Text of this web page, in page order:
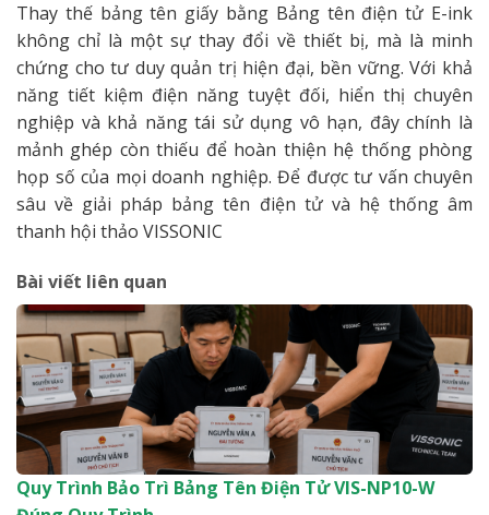
Thay thế bảng tên giấy bằng Bảng tên điện tử E-ink
không chỉ là một sự thay đổi về thiết bị, mà là minh
chứng cho tư duy quản trị hiện đại, bền vững. Với khả
năng tiết kiệm điện năng tuyệt đối, hiển thị chuyên
nghiệp và khả năng tái sử dụng vô hạn, đây chính là
mảnh ghép còn thiếu để hoàn thiện hệ thống phòng
họp số của mọi doanh nghiệp. Để được tư vấn chuyên
sâu về giải pháp bảng tên điện tử và hệ thống âm
thanh hội thảo VISSONIC
Bài viết liên quan
Quy Trình Bảo Trì Bảng Tên Điện Tử VIS-NP10-W